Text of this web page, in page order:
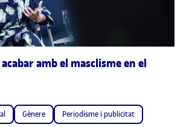
amb el masclisme en el
Gènere
Periodisme i publicitat